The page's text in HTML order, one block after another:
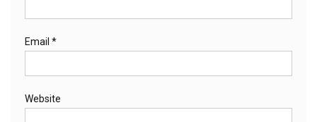
Email *
Website